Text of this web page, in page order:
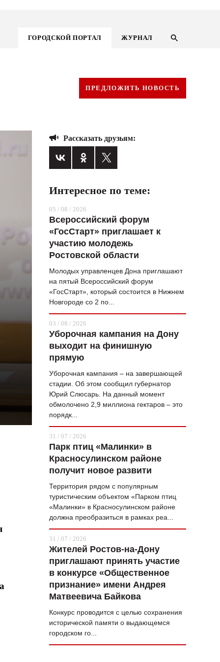
ГОРОДСКОЙ ПОРТАЛ ЖУРНАЛ
ГОРОДСКОЙ ПОРТАЛ
ВОПРОС НЕДЕЛИ
ТАМ И ТУТ
СТИЛЬ ЖИЗНИ
КУЛЬТ ЕДЫ
ЖУРНАЛ
ПРЕДЛОЖИТЬ НОВОСТЬ
Рассказать друзьям:
Интересное по теме:
05 / 08 / 2026
Всероссийский форум
«ГосСтарт» приглашает к
участию молодежь
Ростовской области
Молодых управленцев Дона приглашают
на пятый Всероссийский форум
«ГосСтарт», который состоится в Нижнем
Новгороде со 2 по...
03 / 08 / 2026
Уборочная кампания на Дону
выходит на финишную
прямую
Уборочная кампания – на завершающей
стадии. Об этом сообщил губернатор
Юрий Слюсарь. На данный момент
обмолочено 2,9 миллиона гектаров – это
порядк...
31 / 07 / 2026
Парк птиц «Малинки» в
Красносулинском районе
получит новое развити
Территория рядом с популярным
туристическим объектом «Парком птиц
«Малинки» в Красносулинском районе
должна преобразиться в рамках реа...
31 / 07 / 2026
Жителей Ростов-на-Дону
приглашают принять участие
в конкурсе «Общественное
признание» имени Андрея
Матвеевича Байкова
Конкурс проводится с целью сохранения
исторической памяти о выдающемся
городском го...